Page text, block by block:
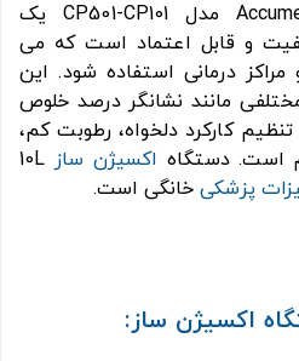
و قابل اعتماد است که می
درمانی استفاده شود. این
مانند نشانگر درصد خلوص
کارکرد دلخواه، رطوبت کم،
است. دستگاه اکسیژن ساز 10L
پزشکیخانگی است.
اکسیژن ساز: